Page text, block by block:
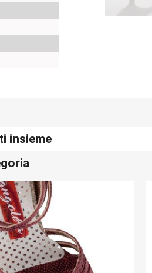
insieme